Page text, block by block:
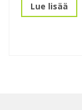
Lue lisää